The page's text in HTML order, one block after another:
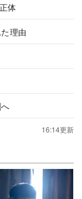
体
理由
16:14更新